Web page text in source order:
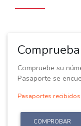
Compruebe su
Pasaporte se
Pasaportes
COMPROBAR